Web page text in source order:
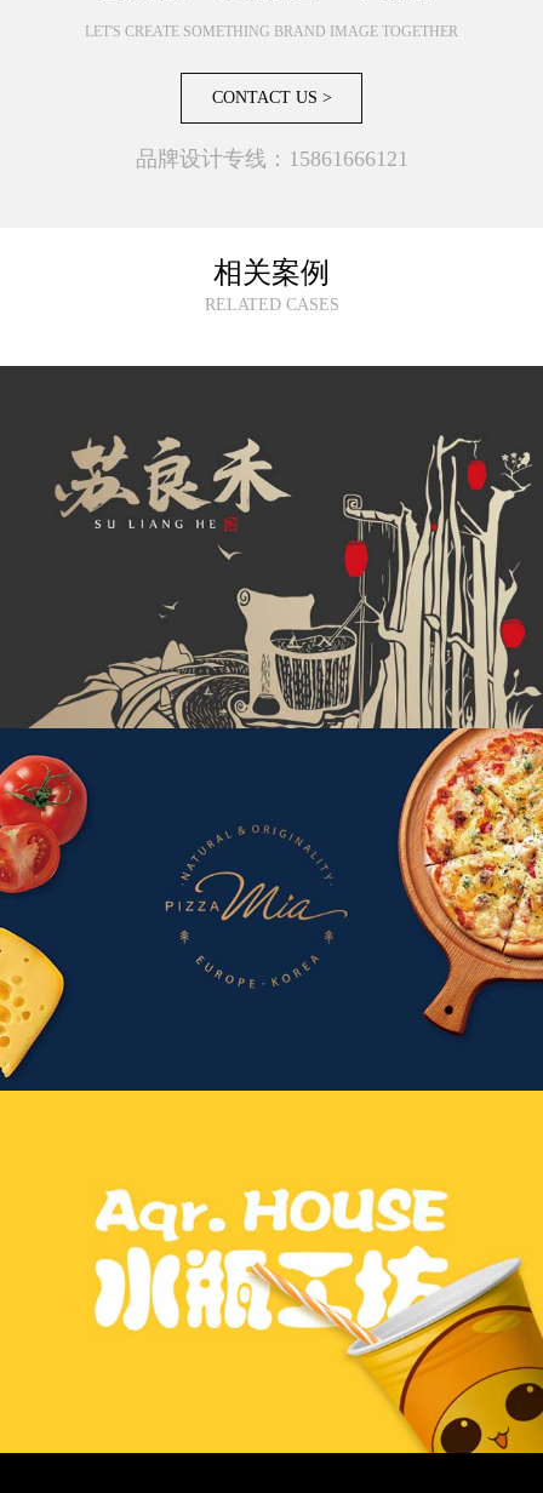
LET'S CREATE SOMETHING BRAND IMAGE TOGETHER
CONTACT US >
品牌设计专线：15861666121
相关案例
RELATED CASES